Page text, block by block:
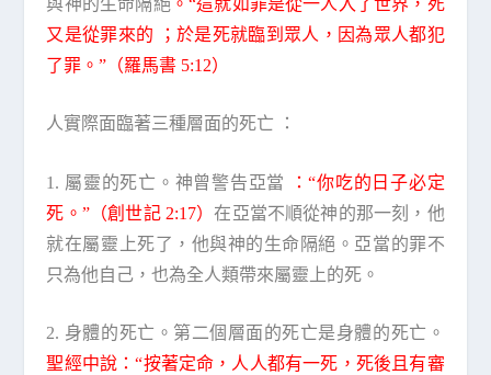
又是從罪來的 ；於是死就臨到眾人，因為眾人都犯
了罪。”（羅馬書 5:12）
人實際面臨著三種層面的死亡 ：
1. 屬靈的死亡。神曾警告亞當
：“你吃的日子必定
死。”（創世記 2:17）在亞當不順從神的那一刻，他
就在屬靈上死了，他與神的生命隔絕。亞當的罪不
只為他自己，也為全人類帶來屬靈上的死。
2. 身體的死亡。第二個層面的死亡是身體的死亡。
聖經中說：“按著定命，人人都有一死，死後且有審